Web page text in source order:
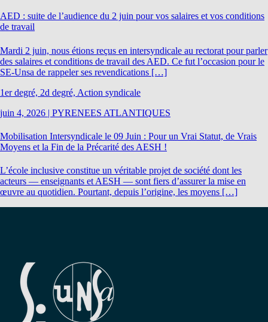
AED : suite de l’audience du 2 juin pour vos salaires et vos conditions
de travail
Mardi 2 juin, nous étions reçus en intersyndicale au rectorat pour parler
des salaires et conditions de travail des AED. Ce fut l’occasion pour le
SE-Unsa de rappeler ses revendications […]
1er degré, 2d degré, Action syndicale
juin 4, 2026 | PYRENEES ATLANTIQUES
Mobilisation Intersyndicale le 09 Juin : Pour un Vrai Statut, de Vrais
Moyens et la Fin de la Précarité des AESH !
L’école inclusive constitue un véritable projet de société dont les
acteurs — enseignants et AESH — sont fiers d’assurer la mise en
œuvre au quotidien. Pourtant, depuis l’origine, les moyens […]